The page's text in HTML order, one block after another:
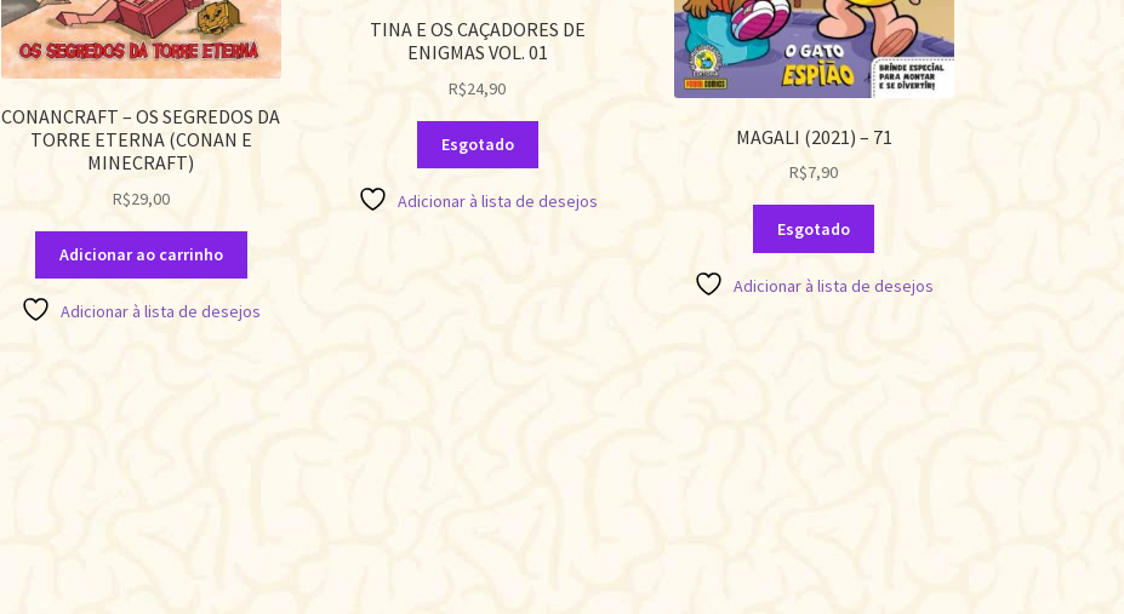
CONANCRAFT – OS SEGREDOS DA
TORRE ETERNA (CONAN E
MINECRAFT)
R$29,00
Adicionar ao carrinho
Adicionar à lista de desejos
TINA E OS CAÇADORES DE
ENIGMAS VOL. 01
R$24,90
Esgotado
Adicionar à lista de desejos
MAGALI (2021) – 71
R$7,90
Esgotado
Adicionar à lista de desejos